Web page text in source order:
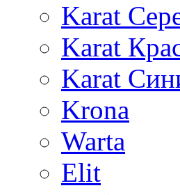
Karat
Karat
Karat
Krona
Warta
Elit